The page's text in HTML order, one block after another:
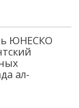
ЮНЕСКО
ал-